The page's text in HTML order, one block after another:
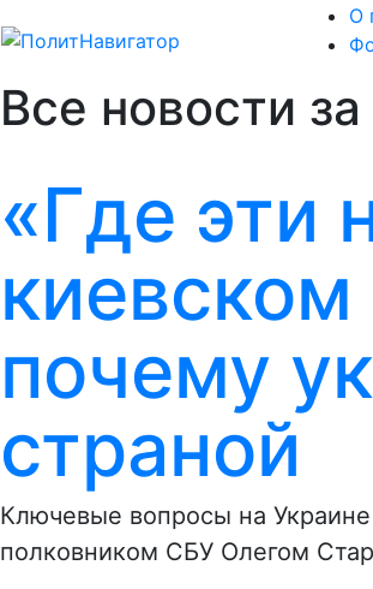
О
Все новости
«Где эти
почему
страной
Ключевые вопросы на
полковником СБУ Олегом